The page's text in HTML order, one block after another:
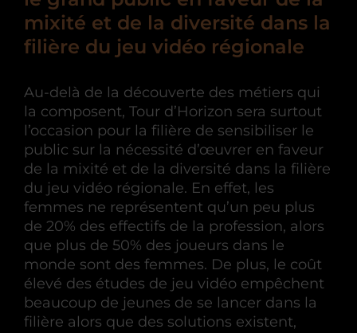
mixité et de la diversité dans la
filière du jeu vidéo régionale
Au-delà de la découverte des métiers qui
la composent, Tour d’Horizon sera surtout
l’occasion pour la filière de sensibiliser le
public sur la nécessité d’œuvrer en faveur
de la mixité et de la diversité dans la filière
du jeu vidéo régionale. En effet, les
femmes ne représentent qu’un peu plus
de 20% des effectifs de la profession, alors
que plus de 50% des joueurs dans le
monde sont des femmes. De plus, le coût
élevé des études de jeu vidéo empêchent
beaucoup de jeunes de se lancer dans la
filière alors que des solutions existent,